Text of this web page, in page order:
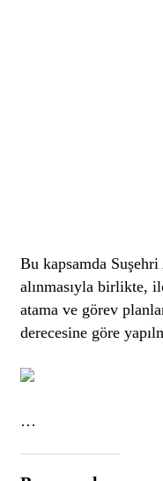
Bu kapsamda
alınmasıyla birlikte,
atama ve görev
derecesine göre
…